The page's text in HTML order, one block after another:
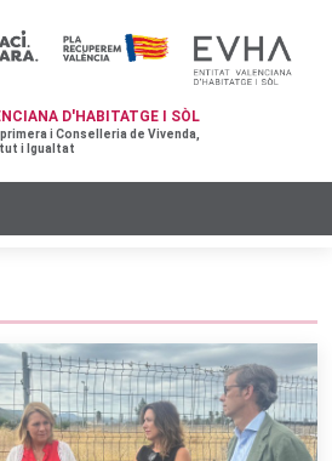
D'HABITATGE I SÒL
i Conselleria de Vivenda,
i Igualtat